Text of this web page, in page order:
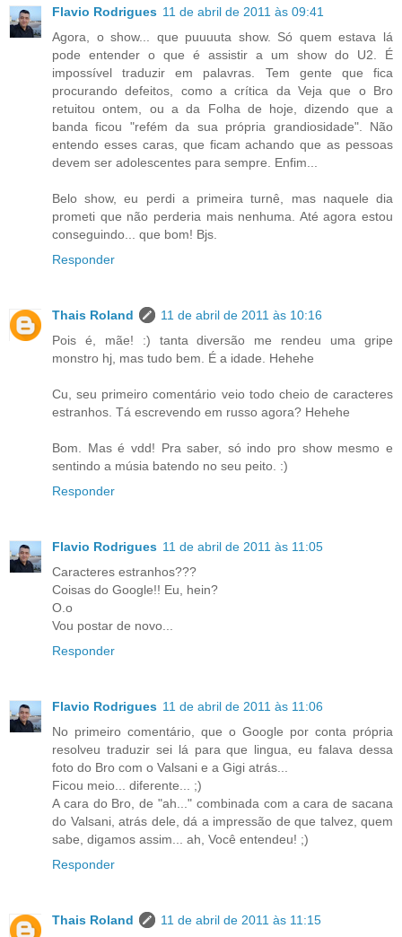
Flavio Rodrigues 11 de abril de 2011 às 09:41
Agora, o show... que puuuuta show. Só quem estava lá
pode entender o que é assistir a um show do U2. É
impossível traduzir em palavras. Tem gente que fica
procurando defeitos, como a crítica da Veja que o Bro
retuitou ontem, ou a da Folha de hoje, dizendo que a
banda ficou "refém da sua própria grandiosidade". Não
entendo esses caras, que ficam achando que as pessoas
devem ser adolescentes para sempre. Enfim...
Belo show, eu perdi a primeira turnê, mas naquele dia
prometi que não perderia mais nenhuma. Até agora estou
conseguindo... que bom! Bjs.
Responder
Thais Roland
11 de abril de 2011 às 10:16
Pois é, mãe! :) tanta diversão me rendeu uma gripe
monstro hj, mas tudo bem. É a idade. Hehehe
Cu, seu primeiro comentário veio todo cheio de caracteres
estranhos. Tá escrevendo em russo agora? Hehehe
Bom. Mas é vdd! Pra saber, só indo pro show mesmo e
sentindo a músia batendo no seu peito. :)
Responder
Flavio Rodrigues 11 de abril de 2011 às 11:05
Caracteres estranhos???
Coisas do Google!! Eu, hein?
O.o
Vou postar de novo...
Responder
Flavio Rodrigues 11 de abril de 2011 às 11:06
No primeiro comentário, que o Google por conta própria
resolveu traduzir sei lá para que lingua, eu falava dessa
foto do Bro com o Valsani e a Gigi atrás...
Ficou meio... diferente... ;)
A cara do Bro, de "ah..." combinada com a cara de sacana
do Valsani, atrás dele, dá a impressão de que talvez, quem
sabe, digamos assim... ah, Você entendeu! ;)
Responder
Thais Roland
11 de abril de 2011 às 11:15